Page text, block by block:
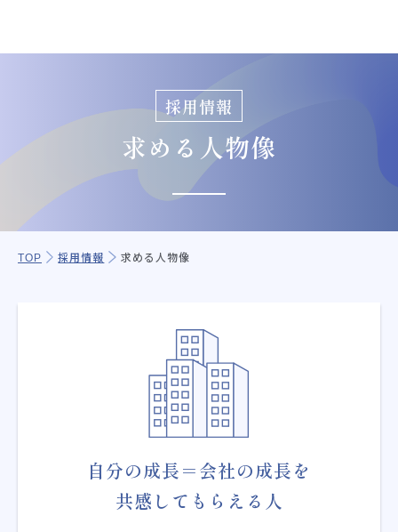
採用情報
求める人物像
TOP 採用情報 求める人物像
自分の成長＝会社の成長を
共感してもらえる人